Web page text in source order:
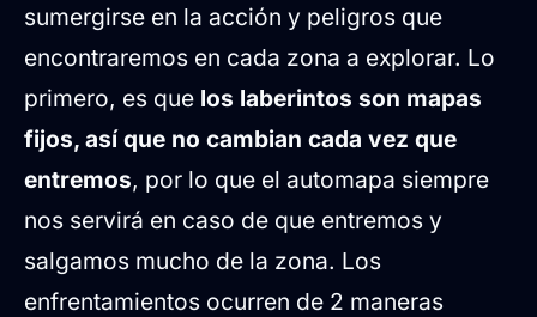
sumergirse en la acción y peligros que
encontraremos en cada zona a explorar. Lo
primero, es que los laberintos son mapas
fijos, así que no cambian cada vez que
entremos, por lo que el automapa siempre
nos servirá en caso de que entremos y
salgamos mucho de la zona. Los
enfrentamientos ocurren de 2 maneras